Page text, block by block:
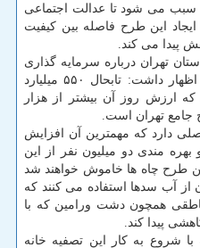
می شود تا عدالت اجتماعی
این طرح فاصله بین كیفیت
پیدا می كند.
تهران درباره سرمایه گذاری
صورت گرفته برای این طرح نیز اظهار داشت: تابحال ۵۵۰ میلیارد
ارزش روز آن بیشتر از هزار
جامع تهران است.
دارد كه مهمترین آن افزایش
مندی دو میلیون نفر از این
طرح چاه ها خاموش خواهند شد
آب سدها استفاده می كنند كه
همچون دشت ورامین كه با
پیدا كند.
با شروع به كار این تصفیه خانه